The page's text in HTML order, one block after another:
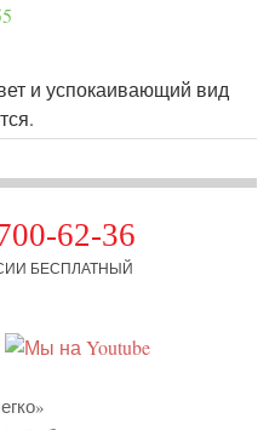
и успокаивающий вид
62-36
БЕСПЛАТНЫЙ